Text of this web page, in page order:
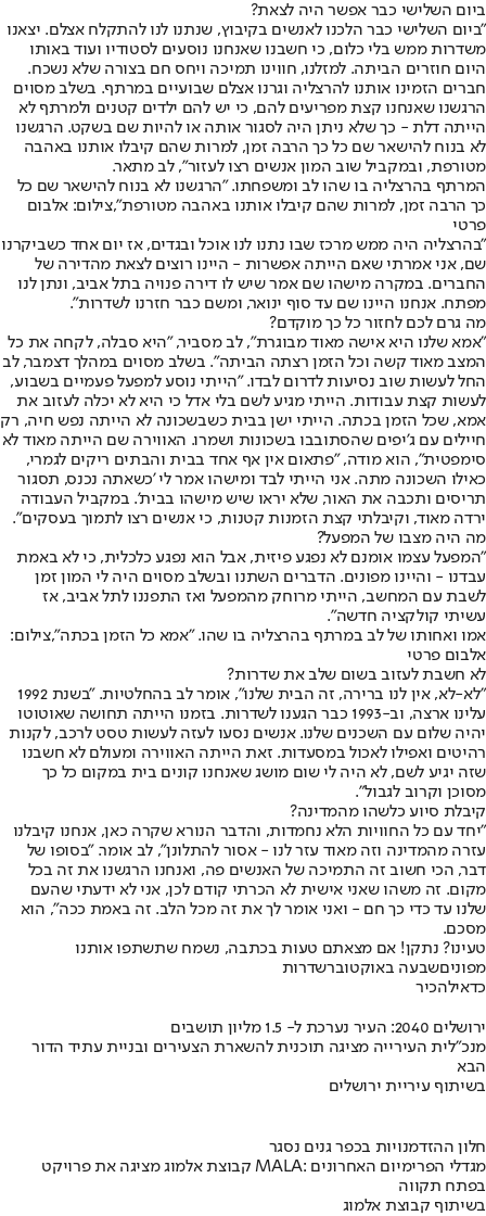
ביום השלישי כבר אפשר היה לצאת?
"ביום השלישי כבר הלכנו לאנשים בקיבוץ, שנתנו לנו להתקלח אצלם. יצאנו
משדרות ממש בלי כלום, כי חשבנו שאנחנו נוסעים לסטודיו ועוד באותו
היום חוזרים הביתה. למזלנו, חווינו תמיכה ויחס חם בצורה שלא נשכח.
חברים הזמינו אותנו להרצליה וגרנו אצלם שבועיים במרתף. בשלב מסוים
הרגשנו שאנחנו קצת מפריעים להם, כי יש להם ילדים קטנים ולמרתף לא
הייתה דלת - כך שלא ניתן היה לסגור אותה או להיות שם בשקט. הרגשנו
לא בנוח להישאר שם כל כך הרבה זמן, למרות שהם קיבלו אותנו באהבה
מטורפת, ובמקביל שוב המון אנשים רצו לעזור", לב מתאר.
המרתף בהרצליה בו שהו לב ומשפחתו. "הרגשנו לא בנוח להישאר שם כל
כך הרבה זמן, למרות שהם קיבלו אותנו באהבה מטורפת",צילום: אלבום
פרטי
"בהרצליה היה ממש מרכז שבו נתנו לנו אוכל ובגדים, אז יום אחד כשביקרנו
שם, אני אמרתי שאם הייתה אפשרות - היינו רוצים לצאת מהדירה של
החברים. במקרה מישהו שם אמר שיש לו דירה פנויה בתל אביב, ונתן לנו
מפתח. אנחנו היינו שם עד סוף ינואר, ומשם כבר חזרנו לשדרות".
מה גרם לכם לחזור כל כך מוקדם?
"אמא שלנו היא אישה מאוד מבוגרת", לב מסביר, "היא סבלה, לקחה את כל
המצב מאוד קשה וכל הזמן רצתה הביתה". בשלב מסוים במהלך דצמבר, לב
החל לעשות שוב נסיעות לדרום לבדו. "הייתי נוסע למפעל פעמיים בשבוע,
לעשות קצת עבודות. הייתי מגיע לשם בלי אדל כי היא לא יכלה לעזוב את
אמא, שכל הזמן בכתה. הייתי ישן בבית כשבשכונה לא הייתה נפש חיה, רק
חיילים עם ג'יפים שהסתובבו בשכונות ושמרו. האווירה שם הייתה מאוד לא
סימפטית", הוא מודה, "פתאום אין אף אחד בבית והבתים ריקים לגמרי,
כאילו השכונה מתה. אני הייתי לבד ומישהו אמר לי 'כשאתה נכנס, תסגור
תריסים ותכבה את האור, שלא יראו שיש מישהו בבית'. במקביל העבודה
ירדה מאוד, וקיבלתי קצת הזמנות קטנות, כי אנשים רצו לתמוך בעסקים".
מה היה מצבו של המפעל?
"המפעל עצמו אומנם לא נפגע פיזית, אבל הוא נפגע כלכלית, כי לא באמת
עבדנו - והיינו מפונים. הדברים השתנו ובשלב מסוים היה לי המון זמן
לשבת עם המחשב, הייתי מרוחק מהמפעל ואז התפננו לתל אביב, אז
עשיתי קולקציה חדשה".
אמו ואחותו של לב במרתף בהרצליה בו שהו. "אמא כל הזמן בכתה",צילום:
אלבום פרטי
לא חשבת לעזוב בשום שלב את שדרות?
"לא-לא, אין לנו ברירה, זה הבית שלנו", אומר לב בהחלטיות. "בשנת 1992
עלינו ארצה, וב-1993 כבר הגענו לשדרות. בזמנו הייתה תחושה שאוטוטו
יהיה שלום עם השכנים שלנו. אנשים נסעו לעזה לעשות טסט לרכב, לקנות
רהיטים ואפילו לאכול במסעדות. זאת הייתה האווירה ומעולם לא חשבנו
שזה יגיע לשם, לא היה לי שום מושג שאנחנו קונים בית במקום כל כך
מסוכן וקרוב לגבול".
קיבלת סיוע כלשהו מהמדינה?
"יחד עם כל החוויות הלא נחמדות, והדבר הנורא שקרה כאן, אנחנו קיבלנו
עזרה מהמדינה וזה מאוד עזר לנו - אסור להתלונן", לב אומר. "בסופו של
דבר, הכי חשוב זה התמיכה של האנשים פה, ואנחנו הרגשנו את זה בכל
מקום. זה משהו שאני אישית לא הכרתי קודם לכן, אני לא ידעתי שהעם
שלנו עד כדי כך חם - ואני אומר לך את זה מכל הלב. זה באמת ככה", הוא
מסכם.
טעינו? נתקן! אם מצאתם טעות בכתבה, נשמח שתשתפו אותנו
מפוניםשבעה באוקטוברשדרות
כדאילהכיר
ירושלים 2040: העיר נערכת ל- 1.5 מליון תושבים
מנכ"לית העירייה מציגה תוכנית להשארת הצעירים ובניית עתיד הדור
הבא
בשיתוף עיריית ירושלים
חלון ההזדמנויות בכפר גנים נסגר
קבוצת אלמוג מציגה את פרויקט MALA: מגדלי הפרימיום האחרונים
בפתח תקווה
בשיתוף קבוצת אלמוג